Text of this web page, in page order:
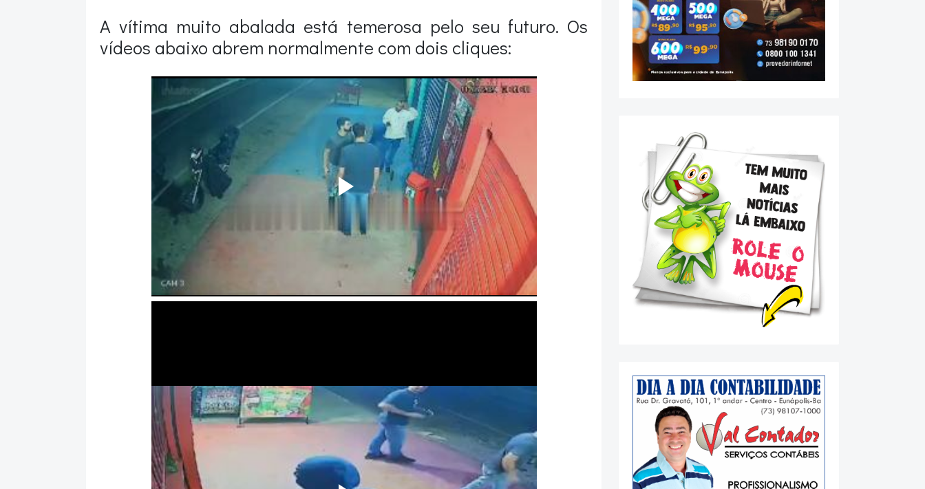
A vítima muito abalada está temerosa pelo seu futuro. Os
vídeos abaixo abrem normalmente com dois cliques: